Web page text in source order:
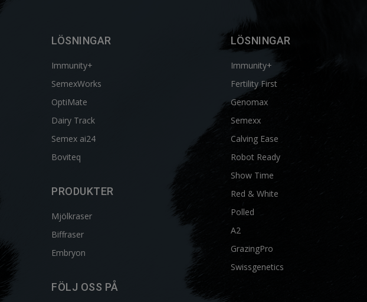
LÖSNINGAR
Immunity+
SemexWorks
OptiMate
Dairy Track
Semex ai24
Boviteq
PRODUKTER
Mjölkraser
Biffraser
Embryon
FÖLJ OSS PÅ
LÖSNINGAR
Immunity+
Fertility First
Genomax
Semexx
Calving Ease
Robot Ready
Show Time
Red & White
Polled
A2
GrazingPro
Swissgenetics